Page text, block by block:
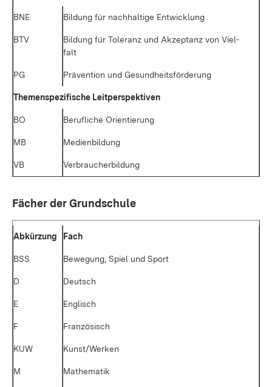
BNE Bil­dung für nach­hal­ti­ge Ent­wick­lung
BTV
Bil­dung für To­le­ranz und Ak­zep­tanz von Viel­
falt
PG Prä­ven­ti­on und Ge­sund­heits­för­de­rung
The­men­spe­zi­fi­sche Leit­per­spek­ti­ven
BO Be­ruf­li­che Ori­en­tie­rung
MB Me­di­en­bil­dung
VB Ver­brau­cher­bil­dung
Fä­cher der Grund­schu­le
Ab­kür­zung Fach
BSS Be­we­gung, Spiel und Sport
D Deutsch
E Eng­lisch
F Fran­zö­sisch
KUW Kunst/Wer­ken
M Ma­the­ma­tik